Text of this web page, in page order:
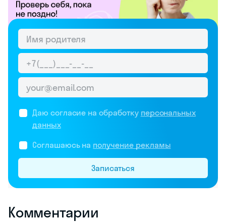
Даю согласие на обработку персональных
данных
Соглашаюсь на получение рекламы
Записаться
Комментарии